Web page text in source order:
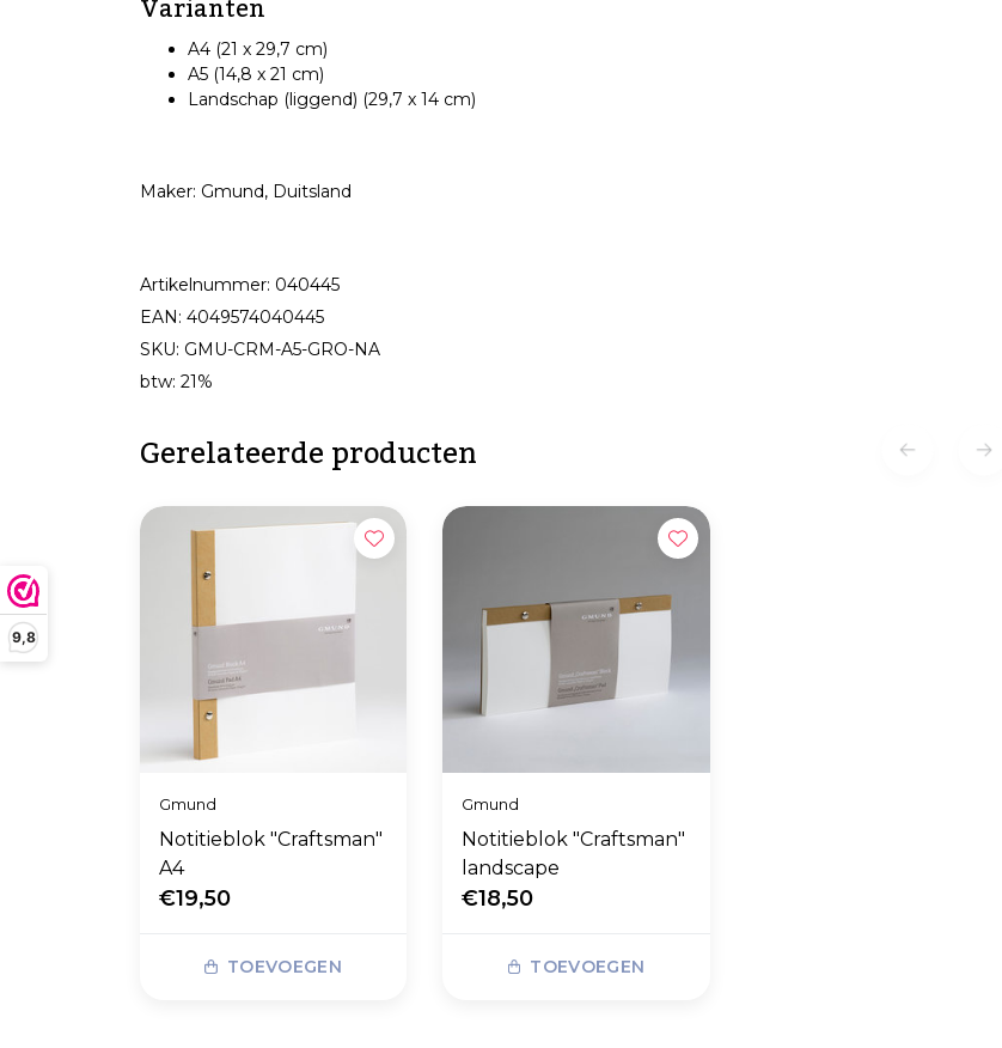
9,8
Varianten
A4 (21 x 29,7 cm)
A5 (14,8 x 21 cm)
Landschap (liggend) (29,7 x 14 cm)
Maker: Gmund, Duitsland
Artikelnummer: 040445
EAN: 4049574040445
SKU: GMU-CRM-A5-GRO-NA
btw: 21%
Gerelateerde producten
Gmund
Notitieblok "Craftsman"
A4
€19,50
TOEVOEGEN
Gmund
Notitieblok "Craftsman"
landscape
€18,50
TOEVOEGEN